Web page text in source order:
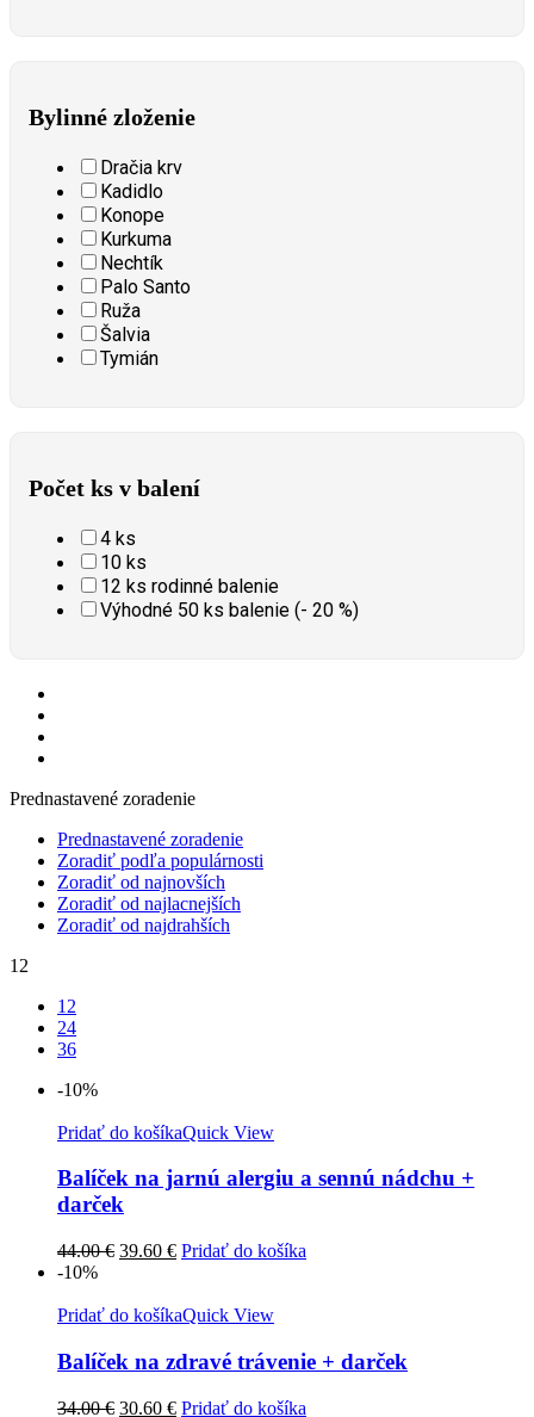
Bylinné zloženie
Dračia krv
Kadidlo
Konope
Kurkuma
Nechtík
Palo Santo
Ruža
Šalvia
Tymián
Počet ks v balení
4 ks
10 ks
12 ks rodinné balenie
Výhodné 50 ks balenie (- 20 %)
Prednastavené zoradenie
Prednastavené zoradenie
Zoradiť podľa populárnosti
Zoradiť od najnovších
Zoradiť od najlacnejších
Zoradiť od najdrahších
12
12
24
36
-10%
Pridať do košíkaQuick View
Balíček na jarnú alergiu a sennú nádchu +
darček
44.00€ Pôvodná
44.00 €.
39.60 €Aktuálna
39.60 €.
Pridať do košíka
-10%
Pridať do košíkaQuick View
Balíček na zdravé trávenie + darček
34.00€ Pôvodná
30.60 €Aktuálna
Pridať do košíka